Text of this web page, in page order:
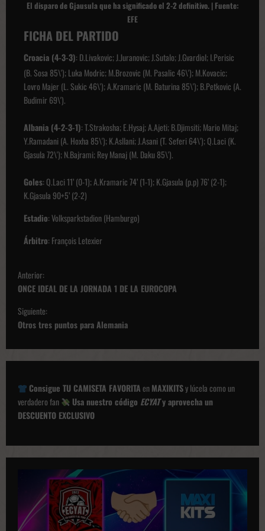
El disparo de Gjausula que ha significado el 2-2 definitivo. | Fuente:
EFE
FICHA DEL PARTIDO
Croacia (4-3-3): D.Livakovic; J.Juranovic; J.Sutalo; J.Gvardiol; I.Perisic
(B. Sosa 85\'); Luka Modric; M.Brozovic (M. Pasalic 46\'); M.Kovacic;
Lovro Majer (L. Sukic 46\'); A.Kramaric (M. Baturina 85\'); B.Petkovic (A.
Budimir 69\').
Albania (4-2-3-1): T.Strakosha; E.Hysaj; A.Ajeti; B.Djimsiti; Mario Mitaj;
Y.Ramadani (A. Hoxha 85\'); K.Asllani; J.Asani (T. Seferi 64\'); Q.Laci (K.
Gjasula 72\'); N.Bajrami; Rey Manaj (M. Daku 85\').
Goles: Q.Laci 11’ (0-1); A.Kramaric 74’ (1-1); K.Gjasula (p.p) 76’ (2-1);
K.Gjasula 90+5’ (2-2)
Estadio: Volksparkstadion (Hamburgo)
Árbitro: François Letexier
N
a
v
e
a
i
ó
d
u
b
Anterior:
ONCE IDEAL DE LA JORNADA 1 DE LA EUROCOPA
Siguiente:
Otros tres puntos para Alemania
Consigue TU CAMISETA FAVORITAenMAXIKITSy lúcela como un
verdadero fan
Usa nuestro código ECYATy aprovecha un
DESCUENTO EXCLUSIVO